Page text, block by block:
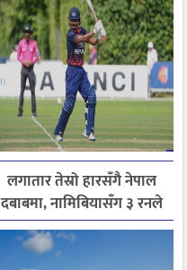
लगातार तेस्रो हारसँगै नेपाल
दबाबमा, नामिबियासँग ३ रनले
पराजित